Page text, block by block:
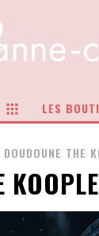
LES
DOUDOUNE THE